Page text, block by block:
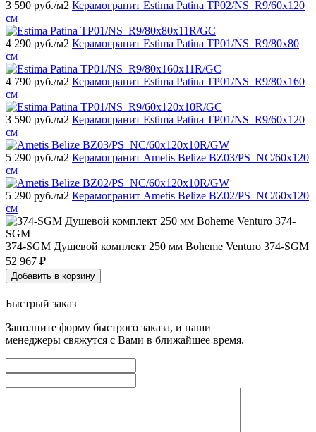
3 590 руб./м2 Керамогранит Estima Patina TP02/NS_R9/60x120
см
4 290 руб./м2 Керамогранит Estima Patina TP01/NS_R9/80x80
см
4 790 руб./м2 Керамогранит Estima Patina TP01/NS_R9/80x160
см
3 590 руб./м2 Керамогранит Estima Patina TP01/NS_R9/60x120
см
5 290 руб./м2 Керамогранит Ametis Belize BZ03/PS_NC/60x120
см
5 290 руб./м2 Керамогранит Ametis Belize BZ02/PS_NC/60x120
см
374-SGM Душевой комплект 250 мм Boheme Venturo 374-SGM
52 967 ₽
Добавить в корзину
Быстрый заказ
Заполните форму быстрого заказа, и наши
менеджеры свяжутся с Вами в ближайшее время.